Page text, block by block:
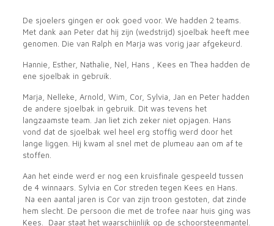
De sjoelers gingen er ook goed voor. We hadden 2 teams.
Met dank aan Peter dat hij zijn (wedstrijd) sjoelbak heeft mee
genomen. Die van Ralph en Marja was vorig jaar afgekeurd.
Hannie, Esther, Nathalie, Nel, Hans , Kees en Thea hadden de
ene sjoelbak in gebruik.
Marja, Nelleke, Arnold, Wim, Cor, Sylvia, Jan en Peter hadden
de andere sjoelbak in gebruik. Dit was tevens het
langzaamste team. Jan liet zich zeker niet opjagen. Hans
vond dat de sjoelbak wel heel erg stoffig werd door het
lange liggen. Hij kwam al snel met de plumeau aan om af te
stoffen.
Aan het einde werd er nog een kruisfinale gespeeld tussen
de 4 winnaars. Sylvia en Cor streden tegen Kees en Hans.
Na een aantal jaren is Cor van zijn troon gestoten, dat zinde
hem slecht. De persoon die met de trofee naar huis ging was
Kees. Daar staat het waarschijnlijk op de schoorsteenmantel.